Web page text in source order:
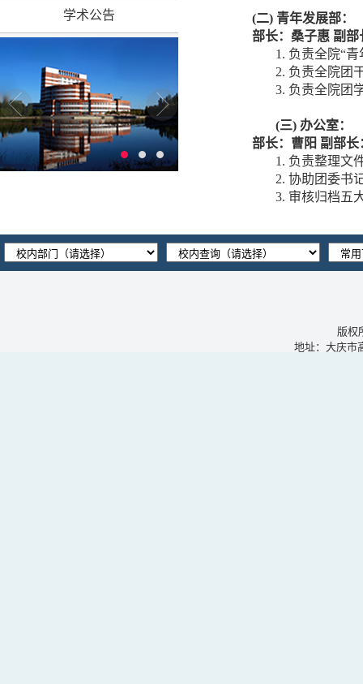
学术公告 (二) 青年发展部：
部长： 桑子惠 副部
1. 负责全院“
2. 负责全院团
3. 负责全院团
(三) 办公室：
部长： 曹阳 副部长
1. 负责整理文
2. 协助团委书
3. 审核归档五
版权
地址：大庆市